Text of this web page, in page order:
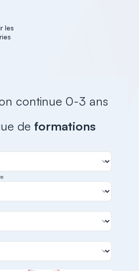
les
continue 0-3 ans
deformations